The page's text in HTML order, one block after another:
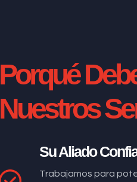
Porqué
Nuestros
Su Aliado
Trabajamos para